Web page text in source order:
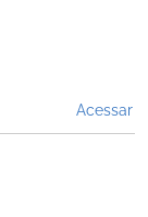
Acessar